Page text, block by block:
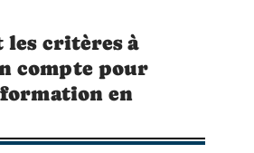
les critères à
compte pour
en